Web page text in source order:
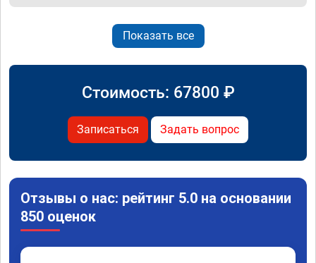
Показать все
Стоимость: 67800 ₽
Записаться Задать вопрос
Отзывы о нас: рейтинг 5.0 на основании
850 оценок